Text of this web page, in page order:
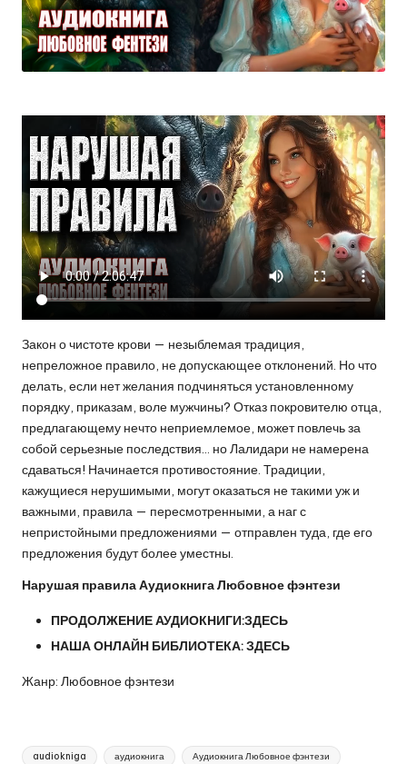
Закон о чистоте крови — незыблемая традиция,
непреложное правило, не допускающее отклонений. Но что
делать, если нет желания подчиняться установленному
порядку, приказам, воле мужчины? Отказ покровителю отца,
предлагающему нечто неприемлемое, может повлечь за
собой серьезные последствия… но Лалидари не намерена
сдаваться! Начинается противостояние. Традиции,
кажущиеся нерушимыми, могут оказаться не такими уж и
важными, правила — пересмотренными, а наг с
непристойными предложениями — отправлен туда, где его
предложения будут более уместны.
Нарушая правила Аудиокнига Любовное фэнтези
ПРОДОЛЖЕНИЕ АУДИОКНИГИ:ЗДЕСЬ
НАША ОНЛАЙН БИБЛИОТЕКА:ЗДЕСЬ
Жанр: Любовное фэнтези
Метки:
audiokniga аудиокнига Аудиокнига Любовное фэнтези